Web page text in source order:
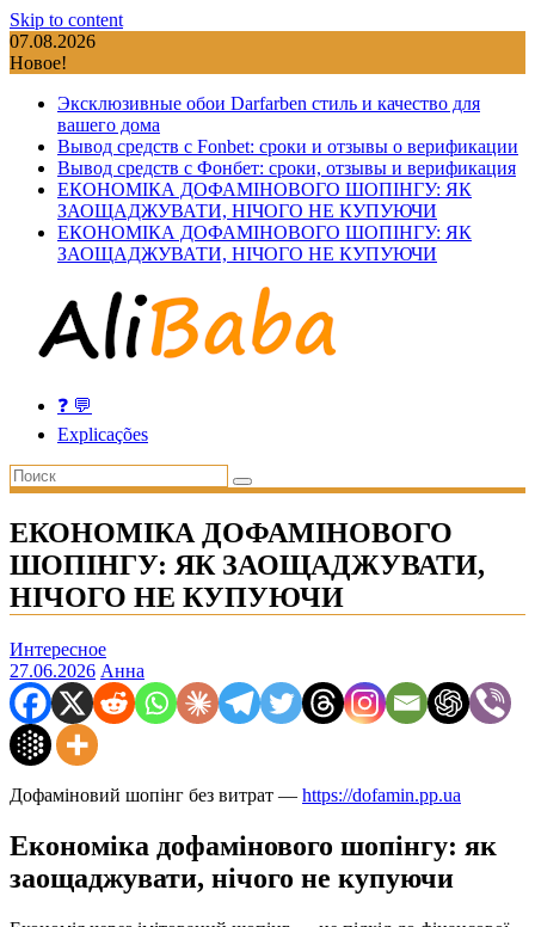
Skip to content
07.08.2026
Новое!
Эксклюзивные обои Darfarben стиль и качество для
вашего дома
Вывод средств с Fonbet: сроки и отзывы о верификации
Вывод средств с Фонбет: сроки, отзывы и верификация
ЕКОНОМІКА ДОФАМІНОВОГО ШОПІНГУ: ЯК
ЗАОЩАДЖУВАТИ, НІЧОГО НЕ КУПУЮЧИ
ЕКОНОМІКА ДОФАМІНОВОГО ШОПІНГУ: ЯК
ЗАОЩАДЖУВАТИ, НІЧОГО НЕ КУПУЮЧИ
❓ 💬
Explicações
ЕКОНОМІКА ДОФАМІНОВОГО
ШОПІНГУ: ЯК ЗАОЩАДЖУВАТИ,
НІЧОГО НЕ КУПУЮЧИ
Интересное
27.06.2026 Анна
Дофаміновий шопінг без витрат — https://dofamin.pp.ua
Економіка дофамінового шопінгу: як
заощаджувати, нічого не купуючи